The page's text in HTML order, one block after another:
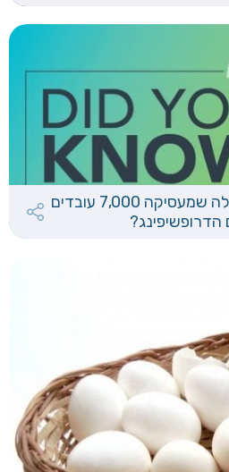
מה הקשר בין חברה גדולה שמעסיקה 7,000 עובדים